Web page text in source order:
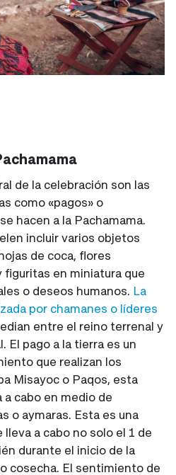
de la celebración son las
como «pagos» o
hacen a la Pachamama.
incluir varios objetos
de coca, flores
figuritas en miniatura que
o deseos humanos. La
por chamanes o líderes
entre el reino terrenal y
El pago a la tierra es un
que realizan los
Misayoc o Paqos, esta
cabo en medio de
o aymaras. Esta es una
a cabo no solo el 1 de
durante el inicio de la
cosecha. El sentimiento de